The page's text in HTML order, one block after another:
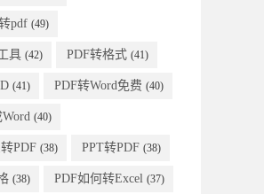
pdf (49)
具 (42) PDF转格式 (41)
(41) PDF转Word免费 (40)
(40)
PDF (38) PPT转PDF (38)
(38) PDF如何转Excel (37)